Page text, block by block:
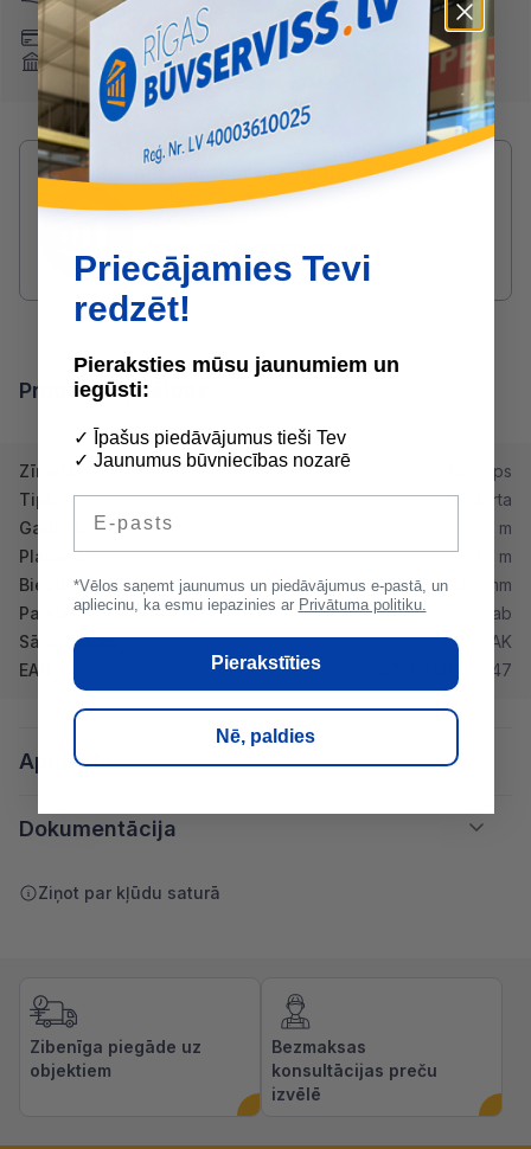
saņemot)
Maksājumu kartes
Internetbankas
Nomaksa
Radušies jautājumi par produktu?
SAZINIES AR DRUVIS:
2233 5731
Produkta īpašības
Zīmols
Norgips
Tips
Standarta
Garums
2 m
Platums
1.2 m
Biezums
12.5 mm
Paletē
60 gab
Sānu malas
AK
EAN
4750614003947
Apraksts
Dokumentācija
Ziņot par kļūdu saturā
Zibenīga piegāde uz
objektiem
Bezmaksas
konsultācijas preču
izvēlē
Priecājamies Tevi
redzēt!
Pieraksties mūsu jaunumiem un
iegūsti:
✓ Īpašus piedāvājumus tieši Tev
✓ Jaunumus būvniecības nozarē
*Vēlos saņemt jaunumus un piedāvājumus e-pastā, un
apliecinu, ka esmu iepazinies ar Privātuma politiku.
Pierakstīties
Nē, paldies